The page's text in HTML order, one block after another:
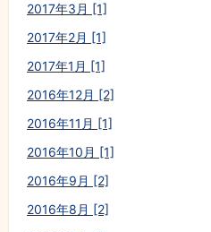
2017年3月 [1]
2017年2月 [1]
2017年1月 [1]
2016年12月 [2]
2016年11月 [1]
2016年10月 [1]
2016年9月 [2]
2016年8月 [2]